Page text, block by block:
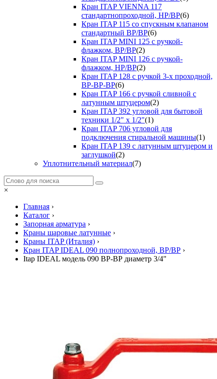
Кран ITAP VIENNA 117
стандартнопроходной, НР/ВР(6)
Кран ITAP 115 со спускным клапаном
стандартный ВР/ВР(6)
Кран ITAP MINI 125 с ручкой-
флажком, ВР/ВР(2)
Кран ITAP MINI 126 с ручкой-
флажком, НР/ВР(2)
Кран ITAP 128 с ручкой 3-х проходной,
ВР-ВР-ВР(6)
Кран ITAP 166 с ручкой сливной с
латунным штуцером(2)
Кран ITAP 392 угловой для бытовой
техники 1/2" х 1/2"(1)
Кран ITAP 706 угловой для
подключения стиральной машины(1)
Кран ITAP 139 с латунным штуцером и
заглушкой(2)
Уплотнительный материал(7)
×
Главная ›
Каталог ›
Запорная арматура ›
Краны шаровые латунные ›
Краны ITAP (Италия) ›
Кран ITAP IDEAL 090 полнопроходной, ВР/ВР ›
Itap IDEAL модель 090 ВР-ВР диаметр 3/4"